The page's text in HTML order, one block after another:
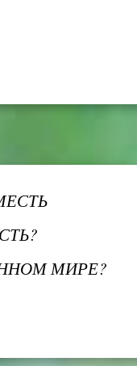
МИРЕ?